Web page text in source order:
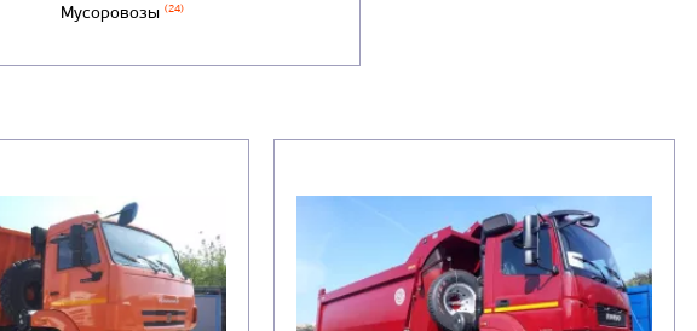
Мусоровозы (24)